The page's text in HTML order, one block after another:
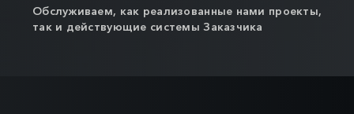
Обслуживаем, как реализованные нами проекты,
так и действующие системы Заказчика